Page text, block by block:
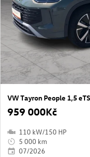
VW Tayron People 1,5
959 000Kč
110 kW/150 HP
5 000 km
07/2026